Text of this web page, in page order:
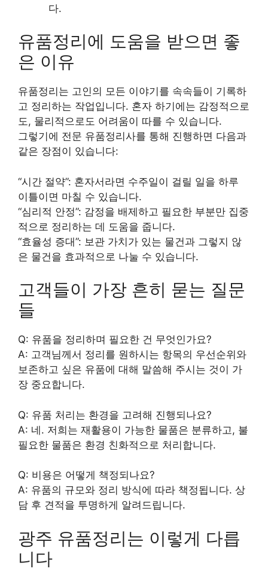
다.
유품정리에 도움을 받으면 좋
은 이유
유품정리는 고인의 모든 이야기를 속속들이 기록하
고 정리하는 작업입니다. 혼자 하기에는 감정적으로
도, 물리적으로도 어려움이 따를 수 있습니다.
그렇기에 전문 유품정리사를 통해 진행하면 다음과
같은 장점이 있습니다:
“시간 절약”: 혼자서라면 수주일이 걸릴 일을 하루
이틀이면 마칠 수 있습니다.
“심리적 안정”: 감정을 배제하고 필요한 부분만 집중
적으로 정리하는 데 도움을 줍니다.
“효율성 증대”: 보관 가치가 있는 물건과 그렇지 않
은 물건을 효과적으로 나눌 수 있습니다.
고객들이 가장 흔히 묻는 질문
들
Q: 유품을 정리하며 필요한 건 무엇인가요?
A: 고객님께서 정리를 원하시는 항목의 우선순위와
보존하고 싶은 유품에 대해 말씀해 주시는 것이 가
장 중요합니다.
Q: 유품 처리는 환경을 고려해 진행되나요?
A: 네. 저희는 재활용이 가능한 물품은 분류하고, 불
필요한 물품은 환경 친화적으로 처리합니다.
Q: 비용은 어떻게 책정되나요?
A: 유품의 규모와 정리 방식에 따라 책정됩니다. 상
담 후 견적을 투명하게 알려드립니다.
광주 유품정리는 이렇게 다릅
니다